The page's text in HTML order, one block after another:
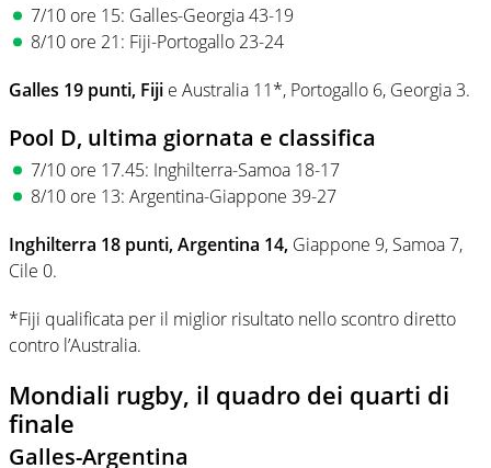
7/10 ore 15: Galles-Georgia 43-19
8/10 ore 21: Fiji-Portogallo 23-24
Galles 19 punti, Fiji e Australia 11*, Portogallo 6, Georgia 3.
Pool D, ultima giornata e classifica
7/10 ore 17.45: Inghilterra-Samoa 18-17
8/10 ore 13: Argentina-Giappone 39-27
Inghilterra 18 punti, Argentina 14, Giappone 9, Samoa 7,
Cile 0.
*Fiji qualificata per il miglior risultato nello scontro diretto
contro l’Australia.
Mondiali rugby, il quadro dei quarti di
finale
Galles-Argentina